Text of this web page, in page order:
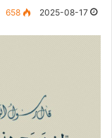
2025-08-17
658